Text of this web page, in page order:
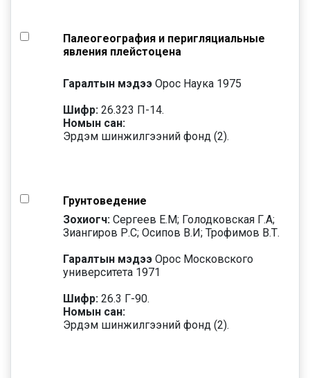
Палеогеография и перигляциальные
явления плейстоцена
Гаралтын мэдээ Орос Наука 1975
Шифр: 26.323 П-14.
Номын сан:
Эрдэм шинжилгээний фонд (2).
Грунтоведение
Зохиогч: Сергеев Е.М; Голодковская Г.А;
Зиангиров Р.С; Осипов В.И; Трофимов В.Т.
Гаралтын мэдээ Орос Московского
университета 1971
Шифр: 26.3 Г-90.
Номын сан:
Эрдэм шинжилгээний фонд (2).